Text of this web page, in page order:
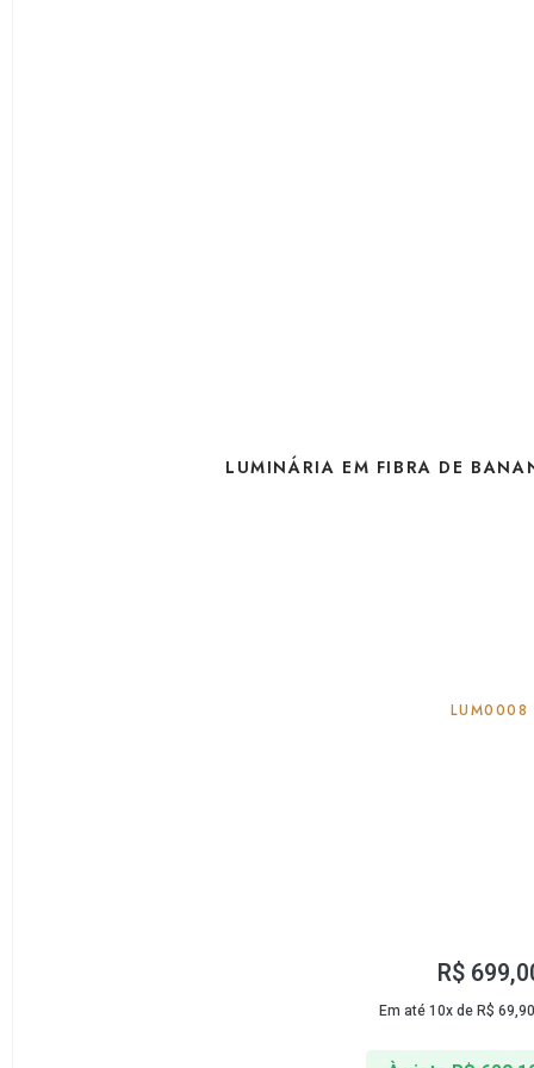
LUMINÁRIA EM FIBRA DE
LUM0008
R$
Em até 10x deR$ 69,90